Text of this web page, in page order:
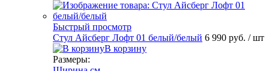
Быстрый просмотр
Стул Айсберг Лофт 01 белый/белый 6 990 руб. / шт
В корзину
Размеры: